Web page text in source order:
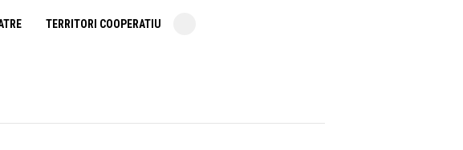
TERRITORI COOPERATIU